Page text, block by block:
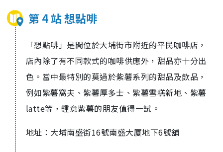
第 4 站 想點啡
「想點啡」是間位於大埔街市附近的平民咖啡店，
店內除了有不同款式的咖啡供應外，甜品亦十分出
色。當中最特別的莫過於紫薯系列的甜品及飲品，
例如紫薯窩夫、紫薯厚多士、紫薯雪糕新地、紫薯
latte等，鍾意紫薯的朋友值得一試。
地址：大埔南盛街16號南盛大厦地下6號舖